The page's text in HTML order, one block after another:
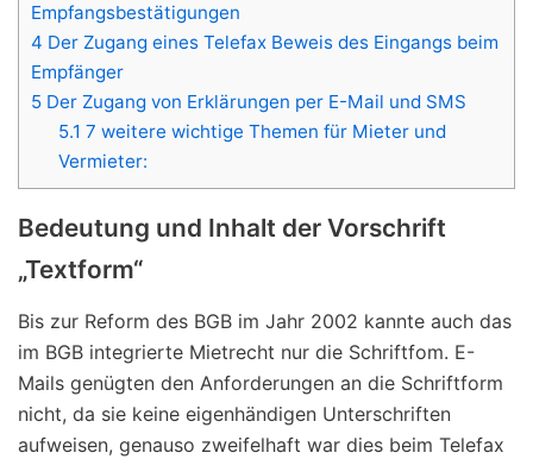
Empfangsbestätigungen
4 Der Zugang eines Telefax Beweis des Eingangs beim
Empfänger
5 Der Zugang von Erklärungen per E-Mail und SMS
5.1 7 weitere wichtige Themen für Mieter und
Vermieter:
Bedeutung und Inhalt der Vorschrift
„Textform“
Bis zur Reform des BGB im Jahr 2002 kannte auch das
im BGB integrierte Mietrecht nur die Schriftfom. E-
Mails genügten den Anforderungen an die Schriftform
nicht, da sie keine eigenhändigen Unterschriften
aufweisen, genauso zweifelhaft war dies beim Telefax